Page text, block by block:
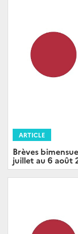
ARTICLE
Brèves
juillet au 6 août